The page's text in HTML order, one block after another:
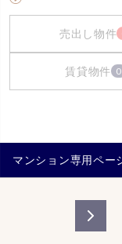
売出し物件
賃貸物件 0
マンション専用ペー